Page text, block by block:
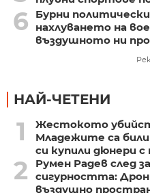
6
Бурни
нахлуването на
въздушното ни
НАЙ-ЧЕТЕНИ
1
Жестокото
Младежите са били
си купили дюнери
2
Румен Радев след
сигурността: Дрон
въздушно